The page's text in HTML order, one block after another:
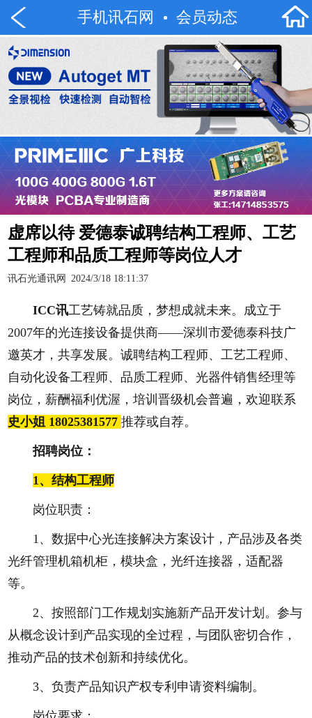
手机讯石网 会员动态
虚席以待 爱德泰诚聘结构工程师、工艺
工程师和品质工程师等岗位人才
讯石光通讯网 2024/3/18 18:11:37
ICC讯工艺铸就品质，梦想成就未来。成立于
2007年的光连接设备提供商——深圳市爱德泰科技广
邀英才，共享发展。诚聘结构工程师、工艺工程师、
自动化设备工程师、品质工程师、光器件销售经理等
岗位，薪酬福利优渥，培训晋级机会普遍，欢迎联系
史小姐 18025381577推荐或自荐。
招聘岗位：
1、结构工程师
岗位职责：
1、数据中心光连接解决方案设计，产品涉及各类
光纤管理机箱机柜，模块盒，光纤连接器，适配器
等。
2、按照部门工作规划实施新产品开发计划。参与
从概念设计到产品实现的全过程，与团队密切合作，
推动产品的技术创新和持续优化。
3、负责产品知识产权专利申请资料编制。